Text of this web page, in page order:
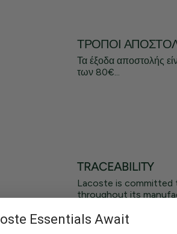
ΤΡΌΠΟΙ
Τα έξοδα αποστολής
των 80€...
TRACEABILITY
Lacoste is
throughout its
Essentials Await